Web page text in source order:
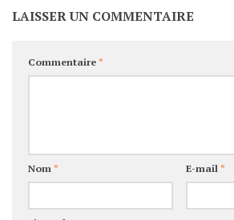
LAISSER UN COMMENTAIRE
Commentaire*
Nom* E-mail*